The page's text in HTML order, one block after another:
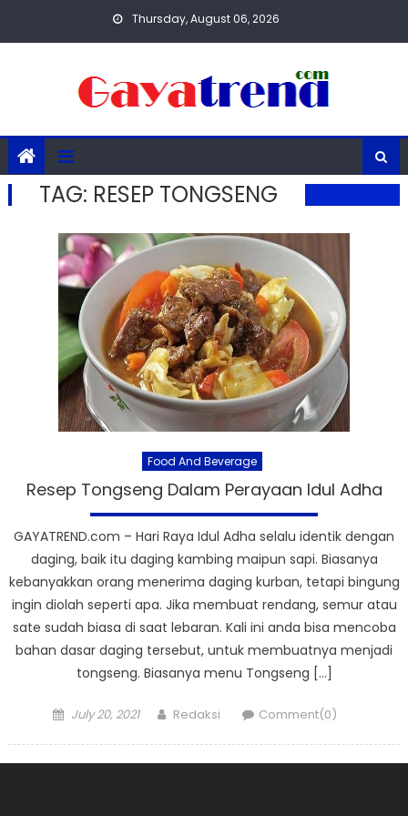
Thursday, August 06, 2026
TAG: RESEP TONGSENG
Food And Beverage
Resep Tongseng Dalam Perayaan Idul Adha
GAYATREND.com – Hari Raya Idul Adha selalu identik dengan
daging, baik itu daging kambing maipun sapi. Biasanya
kebanyakkan orang menerima daging kurban, tetapi bingung
ingin diolah seperti apa. Jika membuat rendang, semur atau
sate sudah biasa di saat lebaran. Kali ini anda bisa mencoba
bahan dasar daging tersebut, untuk membuatnya menjadi
tongseng. Biasanya menu Tongseng […]
Posted
July 20, 2021 Author
Redaksi Comment(0)